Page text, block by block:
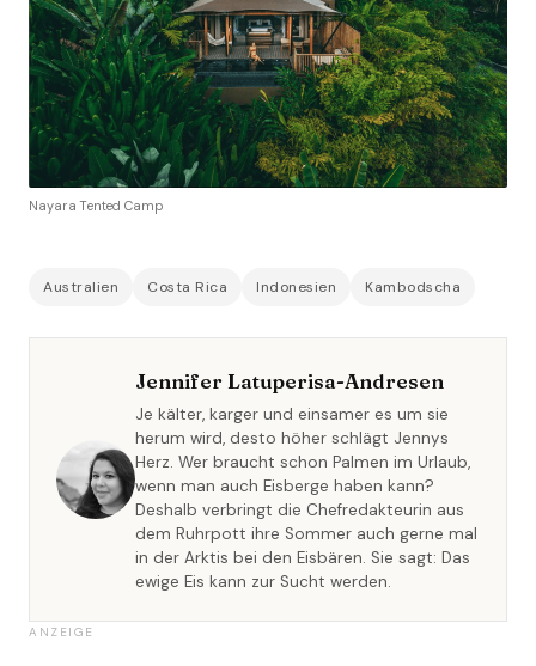
Nayara Tented Camp
Australien Costa Rica Indonesien Kambodscha
Jennifer Latuperisa-Andresen
Je kälter, karger und einsamer es um sie
herum wird, desto höher schlägt Jennys
Herz. Wer braucht schon Palmen im Urlaub,
wenn man auch Eisberge haben kann?
Deshalb verbringt die Chefredakteurin aus
dem Ruhrpott ihre Sommer auch gerne mal
in der Arktis bei den Eisbären. Sie sagt: Das
ewige Eis kann zur Sucht werden.
ANZEIGE